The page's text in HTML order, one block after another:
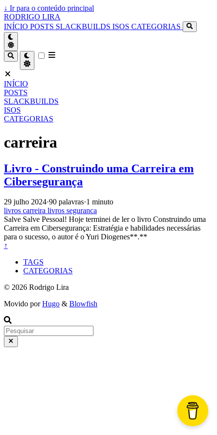
↓ Ir para o conteúdo principal
RODRIGO LIRA
INÍCIO POSTS SLACKBUILDS ISOS CATEGORIAS
INÍCIO
POSTS
SLACKBUILDS
ISOS
CATEGORIAS
carreira
Livro - Construindo uma Carreira em
Cibersegurança
29 julho 2024·90 palavras·1 minuto
livros carreira livros seguranca
Salve Salve Pessoal! Hoje terminei de ler o livro Construindo uma
Carreira em Cibersegurança: Estratégia e habilidades necessárias
para o sucesso, o autor é o Yuri Diogenes**.**
↑
TAGS
CATEGORIAS
© 2026 Rodrigo Lira
Movido porHugo & Blowfish